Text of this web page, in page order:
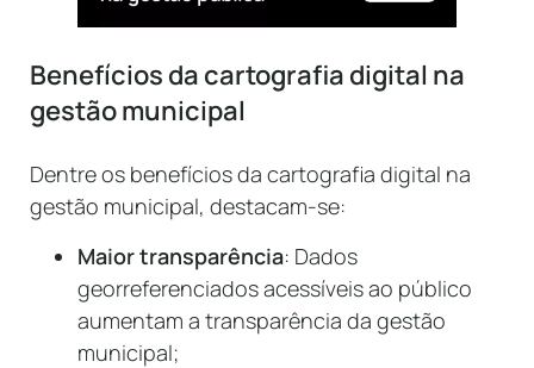
Benefícios da cartografia digital na
gestão municipal
Dentre os benefícios da cartografia digital na
gestão municipal, destacam-se:
Maior transparência: Dados
georreferenciados acessíveis ao público
aumentam a transparência da gestão
municipal;